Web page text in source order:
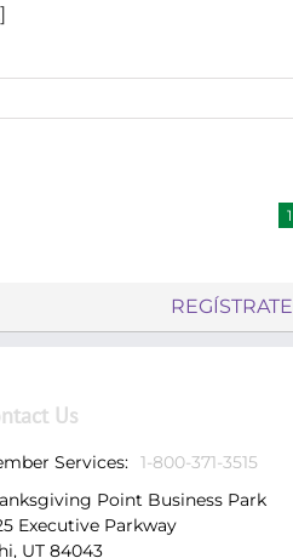
1
REGÍSTRATE
Us
Services: 1-800-371-3515
Point Business Park
Executive Parkway
UT 84043